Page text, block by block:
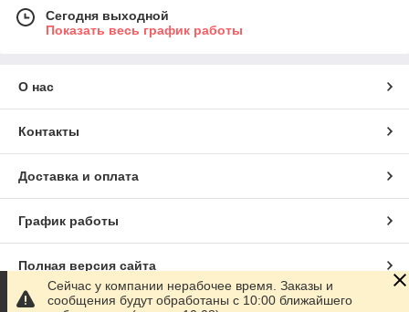
Сегодня выходной
Показать весь график работы
О нас
Контакты
Доставка и оплата
График работы
Полная версия сайта
Сейчас у компании нерабочее время. Заказы и
сообщения будут обработаны с 10:00 ближайшего